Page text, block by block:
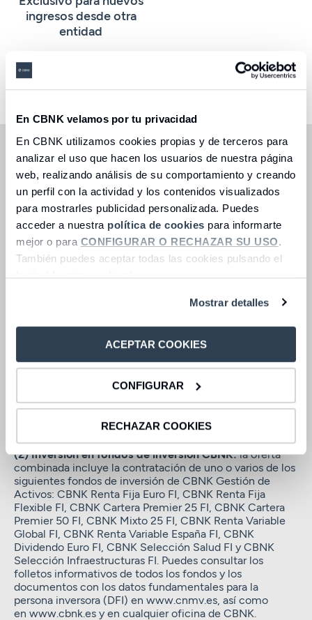
En CBNK velamos por tu privacidad
En CBNK utilizamos cookies propias y de terceros para
analizar el uso que hacen los usuarios de nuestra página
web, realizando análisis de su comportamiento y creando
un perfil con la actividad y los contenidos visualizados
para mostrarles publicidad personalizada. Puedes
acceder a nuestra política de cookies para informarte
mejor o para CONFIGURAR O RECHAZAR SU USO.
También puedes aceptar todas las cookies pulsando el
botón “Aceptar cookies”.
Mostrar detalles
ACEPTAR COOKIES
CONFIGURAR
RECHAZAR COOKIES
ingresos desde otra
entidad
Seleccione una opción
Oferta vigente hasta agotar emisión de 25 millones de
€. Exclusivo para nuevos ingresos desde otra entidad.
(1) Ejemplo representativo:para un importe de
100.000€, a un TIN de 2,75% (
2,75% TAE
), se percibe un
total de intereses de 2.750€ en el supuesto de mantener
el importe total durante 12 meses. Lo que supone 2.750€
de intereses en un único pago a vencimiento del
depósito. ​La contratación del depósito se debe realizar
en la misma fecha de solicitud de contratación del fondo
o fondos de inversión.
igual a la inversión realizada en
depósito permite cancelaciones parciales o totales: si el
cliente solicita la cancelación del fondo o fondos de
inversión, se aplicará una penalización del 100% del tipo
de interés. Si el cliente cancela de forma anticipada el
depósito, se aplicará una penalización del 75% del tipo
de interés por el plazo transcurrido desde la fecha de
contratación hasta la fecha de cancelación.
(2) Inversión en fondos de inversión CBNK:la oferta
combinada incluye la contratación de uno o varios de los
siguientes fondos de inversión de CBNK Gestión de
Activos: CBNK Renta Fija Euro FI, CBNK Renta Fija
Flexible FI, CBNK Cartera Premier 25 FI, CBNK Cartera
Premier 50 FI, CBNK Mixto 25 FI, CBNK Renta Variable
Global FI, CBNK Renta Variable España FI, CBNK
Dividendo Euro FI, CBNK Selección Salud FI y CBNK
Selección Infraestructuras FI. Puedes consultar los
folletos informativos de todos los fondos y los
documentos con los datos fundamentales para la
persona inversora (DFI) en www.cnmv.es, así como
en www.cbnk.es y en cualquier oficina de CBNK.